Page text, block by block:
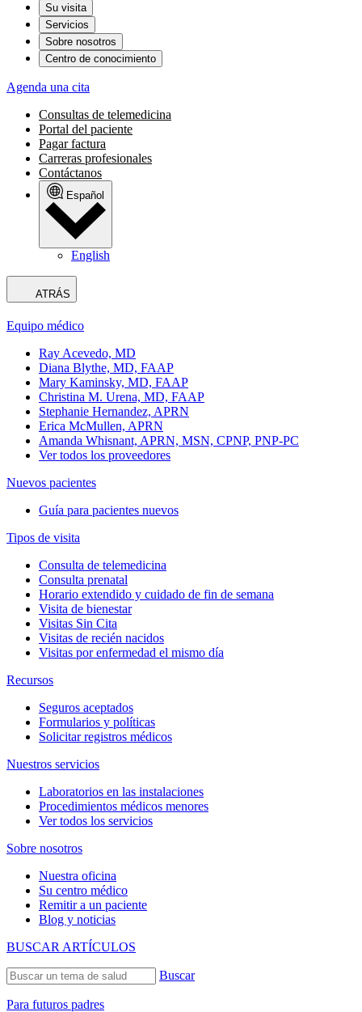
Su visita
Servicios
Sobre nosotros
Centro de conocimiento
Agenda una cita
Consultas de telemedicina
Portal del paciente
Pagar factura
Carreras profesionales
Contáctanos
Español
English
ATRÁS
Equipo médico
Ray Acevedo, MD
Diana Blythe, MD, FAAP
Mary Kaminsky, MD, FAAP
Christina M. Urena, MD, FAAP
Stephanie Hernandez, APRN
Erica McMullen, APRN
Amanda Whisnant, APRN, MSN, CPNP, PNP-PC
Ver todos los proveedores
Nuevos pacientes
Guía para pacientes nuevos
Tipos de visita
Consulta de telemedicina
Consulta prenatal
Horario extendido y cuidado de fin de semana
Visita de bienestar
Visitas Sin Cita
Visitas de recién nacidos
Visitas por enfermedad el mismo día
Recursos
Seguros aceptados
Formularios y políticas
Solicitar registros médicos
Nuestros servicios
Laboratorios en las instalaciones
Procedimientos médicos menores
Ver todos los servicios
Sobre nosotros
Nuestra oficina
Su centro médico
Remitir a un paciente
Blog y noticias
BUSCAR ARTÍCULOS
Buscar
Para futuros padres